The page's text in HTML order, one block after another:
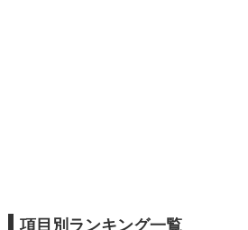
項目別ランキング一覧